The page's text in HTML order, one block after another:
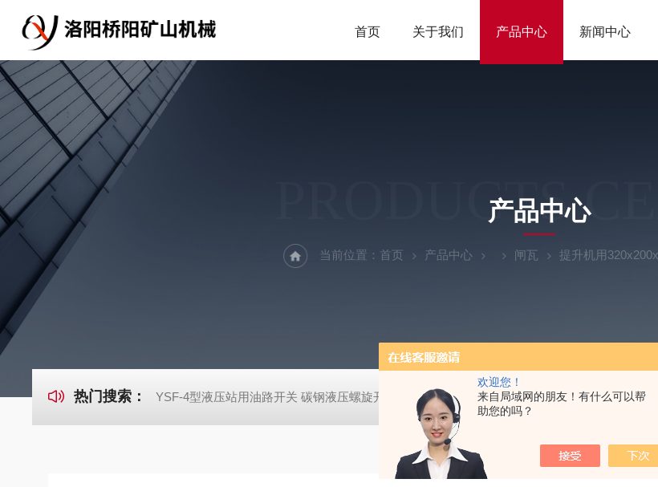
欢迎您！
来自局域网的朋友！有什么可以帮
助您的吗？
首页 关于我们 产品中心 新闻中心
PRODUCTS
产品中心
当前位置： 首页 产品中心 闸瓦 提升机用
热门搜索： YSF-4型液压站用油路开关 碳钢液压螺旋开关 猴车配件橡胶轮衬 托压轮矿用斜井巷道用